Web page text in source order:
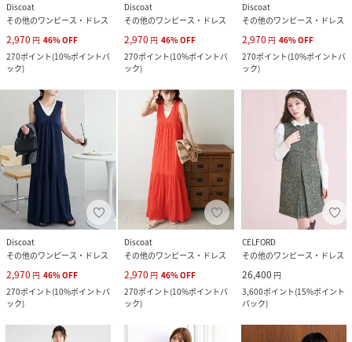
Discoat
その他のワンピース・ドレス
2,970 円 46%OFF
270ポイント(10%ポイントバ
ック)
Discoat
その他のワンピース・ドレス
2,970 円 46%OFF
270ポイント(10%ポイントバ
ック)
Discoat
その他のワンピース・ドレス
2,970 円 46%OFF
270ポイント(10%ポイントバ
ック)
Discoat
その他のワンピース・ドレス
2,970 円 46%OFF
270ポイント(10%ポイントバ
ック)
Discoat
その他のワンピース・ドレス
2,970 円 46%OFF
270ポイント(10%ポイントバ
ック)
CELFORD
その他のワンピース・ドレス
26,400 円
3,600ポイント(15%ポイント
バック)